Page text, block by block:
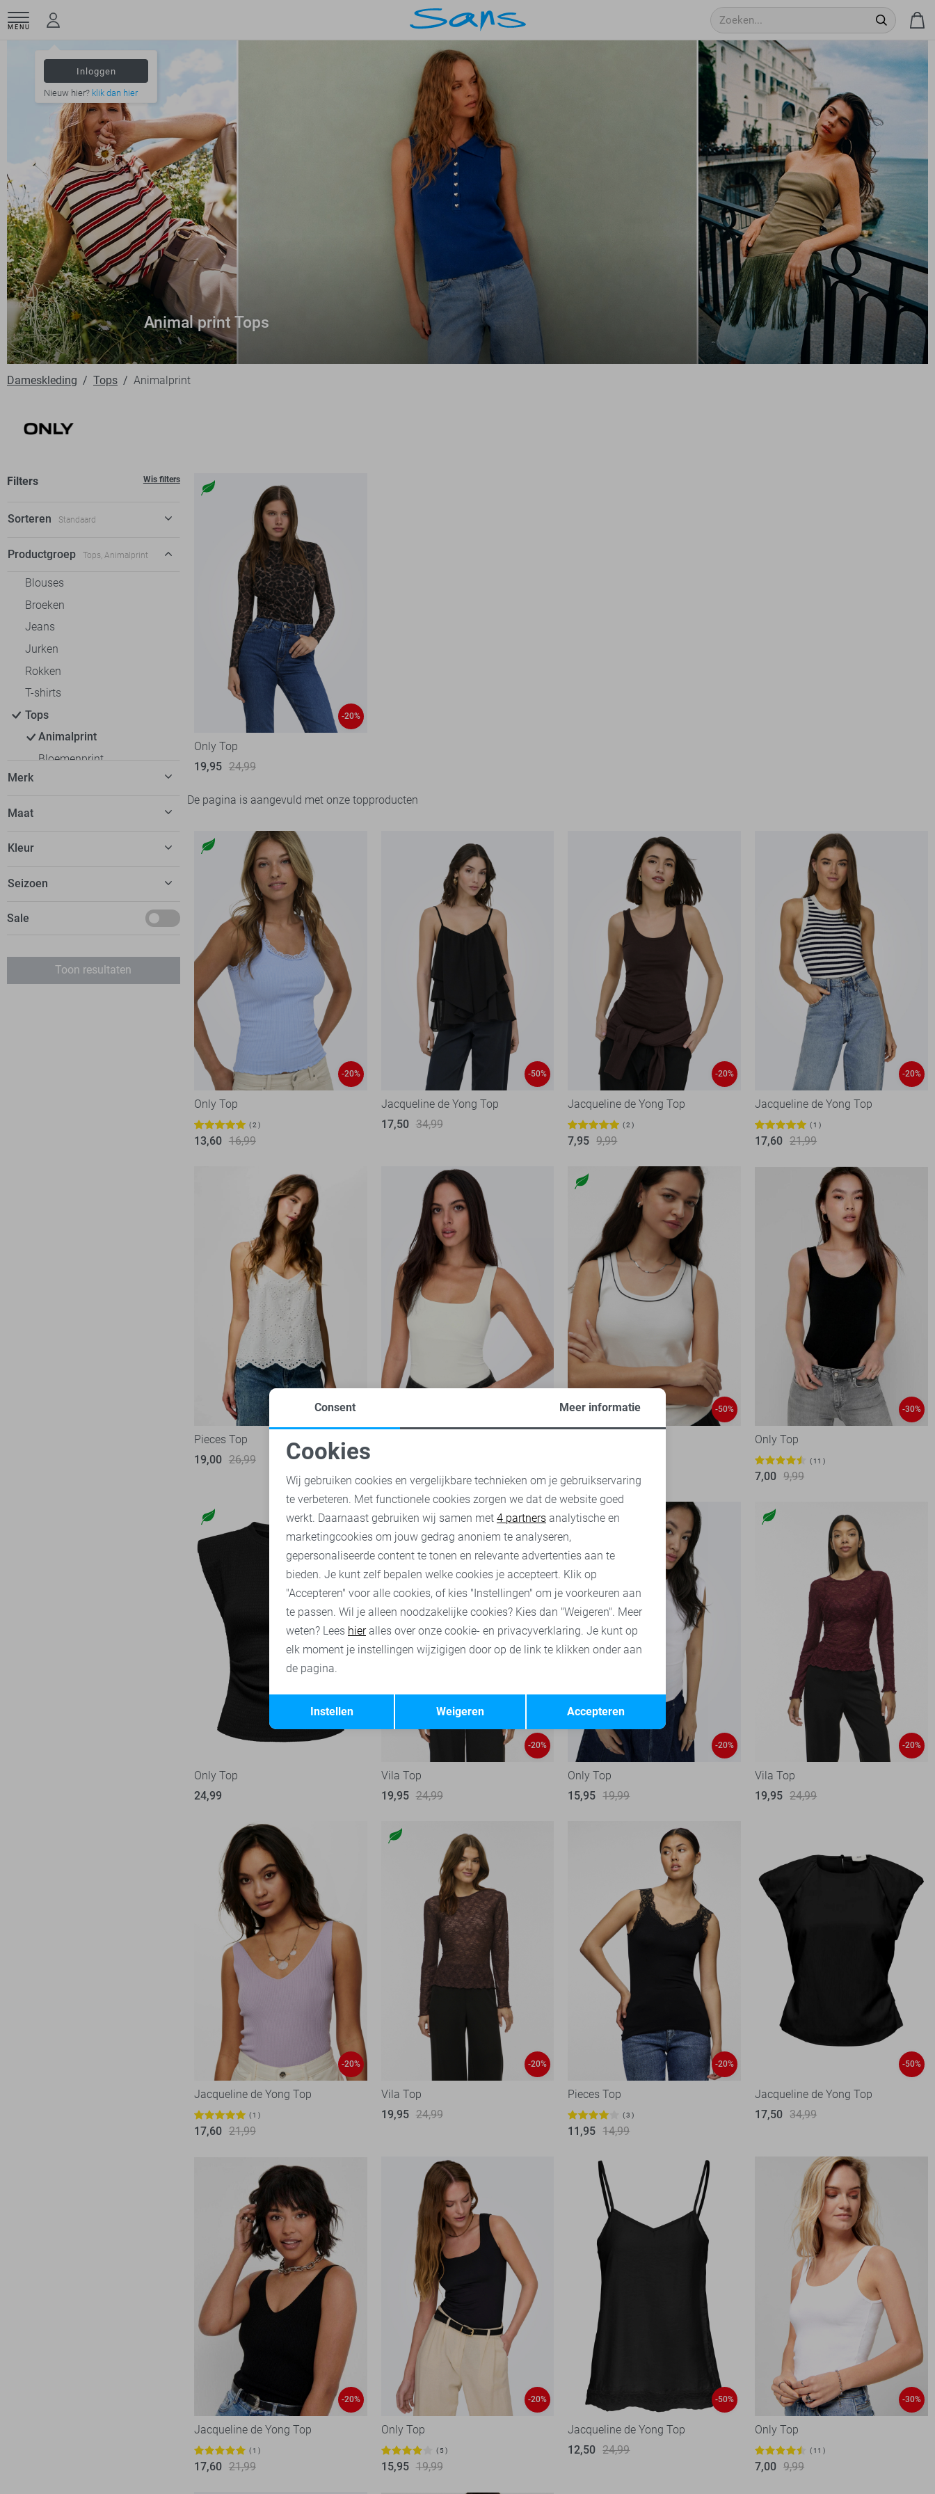
MENU
Inloggen
Nieuw hier? klik dan hier
Animal print Tops
Dameskleding Tops Animalprint
Filters Wis filters
Sorteren Standaard
Standaard
Productgroep Tops, Animalprint
Blouses
Broeken
Jeans
Jurken
Rokken
T-shirts
Tops
Animalprint
Bloemenprint
Truien
Blazers
Jassen
Loungewear
Merk
Only 60
Maat
XS
M
Kleur
Bruin
Seizoen
Basics
Sale
Toon resultaten
-20%
Only Top
19,95 24,99
De pagina is aangevuld met onze topproducten
-20%
Only Top
2
13,60 16,99
-50%
Jacqueline de Yong Top
17,50 34,99
-20%
Jacqueline de Yong Top
2
7,95 9,99
-20%
Jacqueline de Yong Top
1
17,60 21,99
-30%
Pieces Top
19,00 26,99
15,95 19,99
-50% -30%
Only Top
11
7,00 9,99
Only Top
24,99
-20%
Vila Top
19,95 24,99
-20%
Only Top
15,95 19,99
-20%
Vila Top
19,95 24,99
-20%
Jacqueline de Yong Top
1
17,60 21,99
-20%
Vila Top
19,95 24,99
-20%
Pieces Top
3
11,95 14,99
-50%
Jacqueline de Yong Top
17,50 34,99
-20%
Jacqueline de Yong Top
1
17,60 21,99
-20%
Only Top
5
15,95 19,99
-50%
Jacqueline de Yong Top
12,50 24,99
-30%
Only Top
11
7,00 9,99
Noodzakelijke cookies
Analytische cookies Marketing cookies
Terug Opslaan
Consent Meer informatie
Cookies
Wij gebruiken cookies en vergelijkbare technieken om je gebruikservaring
te verbeteren. Met functionele cookies zorgen we dat de website goed
werkt. Daarnaast gebruiken wij samen met 4 partners analytische en
marketingcookies om jouw gedrag anoniem te analyseren,
gepersonaliseerde content te tonen en relevante advertenties aan te
bieden. Je kunt zelf bepalen welke cookies je accepteert. Klik op
"Accepteren" voor alle cookies, of kies "Instellingen" om je voorkeuren aan
te passen. Wil je alleen noodzakelijke cookies? Kies dan "Weigeren". Meer
weten? Lees hieralles over onze cookie- en privacyverklaring. Je kunt op
elk moment je instellingen wijzigigen door op de link te klikken onder aan
de pagina.
Accepteren
Weigeren
Instellen